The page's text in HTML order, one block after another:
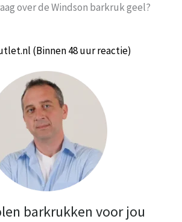
over de Windson barkruk geel?
(Binnen 48 uur reactie)
barkrukken voor jou